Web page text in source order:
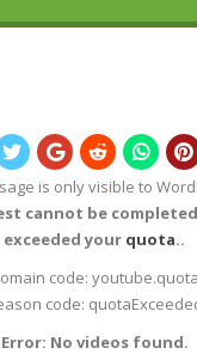
is only visible to
cannot be
exceeded your quota..
code: youtube.quota
code:
Error: No videos found.